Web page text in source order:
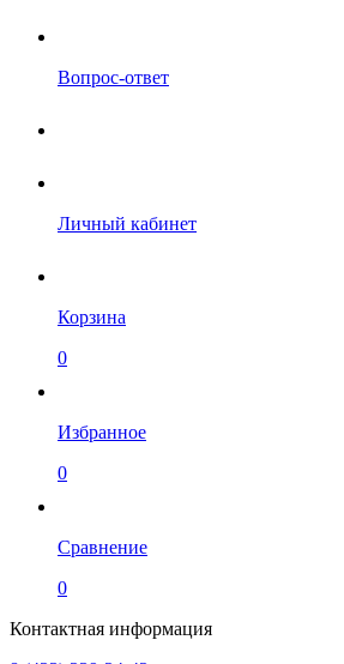
Вопрос-ответ
Личный кабинет
Корзина
0
Избранное
0
Сравнение
0
Контактная информация